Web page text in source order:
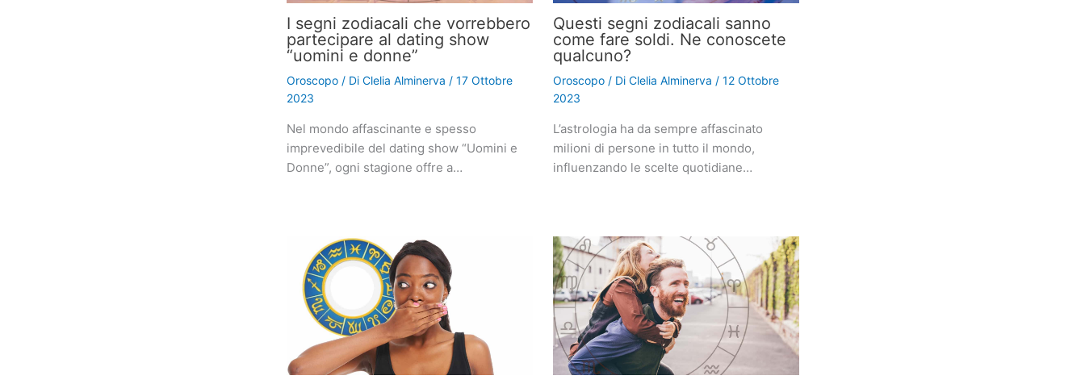
I segni zodiacali che vorrebbero
partecipare al dating show
“uomini e donne”
Oroscopo/ Di Clelia Alminerva / 17 Ottobre
2023
Nel mondo affascinante e spesso
imprevedibile del dating show “Uomini e
Donne”, ogni stagione offre a…
Questi segni zodiacali sanno
come fare soldi. Ne conoscete
qualcuno?
Oroscopo/ Di Clelia Alminerva / 12 Ottobre
2023
L’astrologia ha da sempre affascinato
milioni di persone in tutto il mondo,
influenzando le scelte quotidiane…